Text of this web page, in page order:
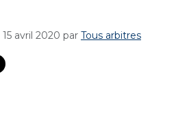
15 avril 2020 par Tous arbitres